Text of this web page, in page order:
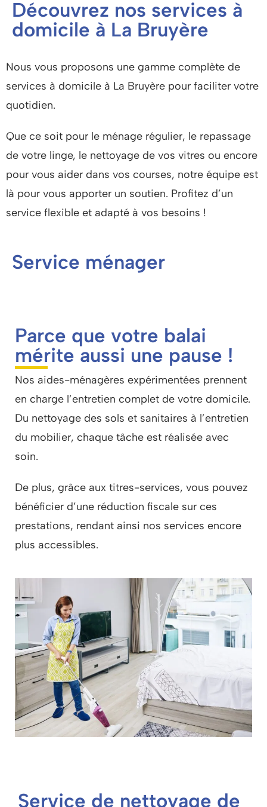
Découvrez nos services à
domicile à La Bruyère
Nous vous proposons une gamme complète de
services à domicile à La Bruyère pour faciliter votre
quotidien.
Que ce soit pour le ménage régulier, le repassage
de votre linge, le nettoyage de vos vitres ou encore
pour vous aider dans vos courses, notre équipe est
là pour vous apporter un soutien. Profitez d’un
service flexible et adapté à vos besoins !
Service ménager
Parce que votre balai
mérite aussi une pause !
Nos aides-ménagères expérimentées prennent
en charge l’entretien complet de votre domicile.
Du nettoyage des sols et sanitaires à l’entretien
du mobilier, chaque tâche est réalisée avec
soin.
De plus, grâce aux titres-services, vous pouvez
bénéficier d’une réduction fiscale sur ces
prestations, rendant ainsi nos services encore
plus accessibles.
Service de nettoyage de